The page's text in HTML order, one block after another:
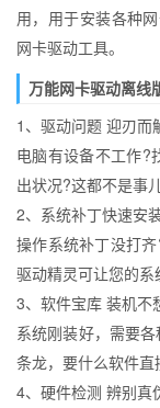
用，用于安装各种
网卡驱动工具。
万能网卡驱动离线
1、驱动问题 迎刃而
电脑有设备不工作?
出状况?这都不是事
2、系统补丁快速安
操作系统补丁没打
驱动精灵可让您的系
3、软件宝库 装机不
系统刚装好，需要
条龙，要什么软件直
4、硬件检测 辨别真